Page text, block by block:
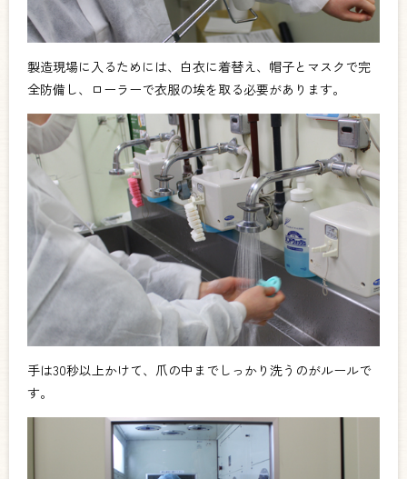
製造現場に入るためには、白衣に着替え、帽子とマスクで完
全防備し、ローラーで衣服の埃を取る必要があります。
手は30秒以上かけて、爪の中までしっかり洗うのがルールで
す。